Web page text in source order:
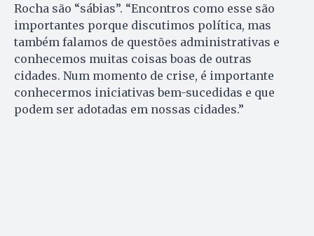
Rocha são “sábias”. “Encontros como esse são
importantes porque discutimos política, mas
também falamos de questões administrativas e
conhecemos muitas coisas boas de outras
cidades. Num momento de crise, é importante
conhecermos iniciativas bem-sucedidas e que
podem ser adotadas em nossas cidades.”